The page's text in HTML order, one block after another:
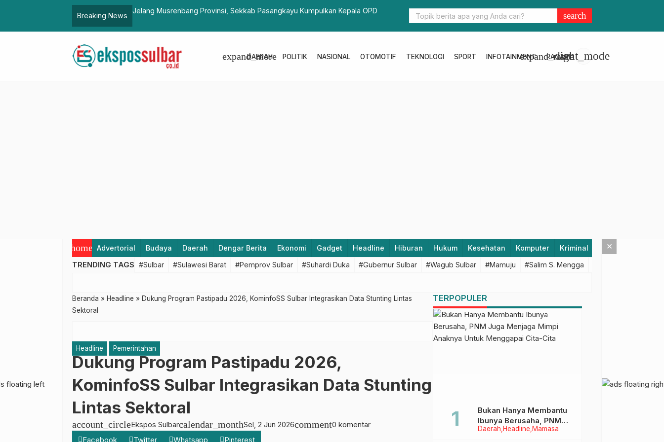
Breaking News
Sadar Pajak Dimulai dari Dalam: BPKPD Sulbar Gelar Aksi Tempel Stiker di
Bawa Kabur Uang Ratusan Juta Milik Petani Tommo, Terduga Pelaku
Polisi
search
DAERAH
expand_more POLITIK NASIONAL OTOMOTIF TEKNOLOGI SPORT INFOTAINMENT RAGAM
expand_morelight_mode
home Advertorial Budaya Daerah Dengar Berita Ekonomi Gadget Headline Hiburan Hukum Kesehatan Komputer Kriminal Lifestyle
TRENDING TAGS #Sulbar #Sulawesi Barat #Pemprov Sulbar #Suhardi Duka #Gubernur Sulbar #Wagub Sulbar #Mamuju #Salim S. Mengga
Beranda » Headline » Dukung Program Pastipadu 2026, KominfoSS Sulbar Integrasikan Data Stunting Lintas
Sektoral
Headline Pemerintahan
Dukung Program Pastipadu 2026,
KominfoSS Sulbar Integrasikan Data Stunting
Lintas Sektoral
account_circleEkspos Sulbarcalendar_monthSel, 2 Jun 2026comment0 komentar
Facebook
Twitter Whatsapp Pinterest
TERPOPULER
Daerah Headline Mamasa
Bukan Hanya Membantu
Ibunya Berusaha, PNM
Juga Menjaga Mimpi
×